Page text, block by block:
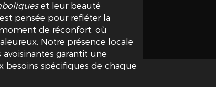
et leur beauté
pensée pour refléter la
de réconfort, où
Notre présence locale
garantit une
besoins spécifiques de chaque